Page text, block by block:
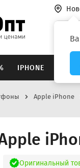
IPHONE
Apple iPhone
Оригинальный